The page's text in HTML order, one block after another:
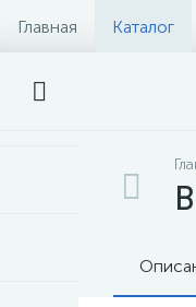
Главная Каталог